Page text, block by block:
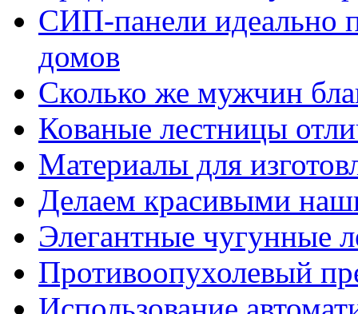
СИП-панели идеально
домов
Сколько же мужчин
Кованые лестницы
Материалы для
Делаем красивыми
Элегантные чугунные
Противоопухолевый